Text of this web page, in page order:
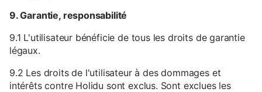
9. Garantie, responsabilité
9.1 L'utilisateur bénéficie de tous les droits de garantie
légaux.
9.2 Les droits de l'utilisateur à des dommages et
intérêts contre Holidu sont exclus. Sont exclues les